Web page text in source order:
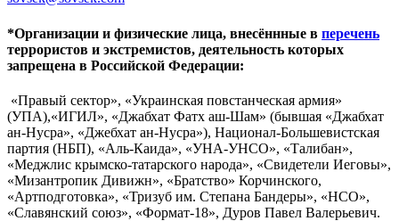
*Организации и физические лица, внесённные в перечень
террористов и экстремистов, деятельность которых
запрещена в Российской Федерации:
«Правый сектор», «Украинская повстанческая армия»
(УПА),«ИГИЛ», «Джабхат Фатх аш-Шам» (бывшая «Джабхат
ан-Нусра», «Джебхат ан-Нусра»), Национал-Большевистская
партия (НБП), «Аль-Каида», «УНА-УНСО», «Талибан»,
«Меджлис крымско-татарского народа», «Свидетели Иеговы»,
«Мизантропик Дивижн», «Братство» Корчинского,
«Артподготовка», «Тризуб им. Степана Бандеры», «НСО»,
«Славянский союз», «Формат-18», Дуров Павел Валерьевич.